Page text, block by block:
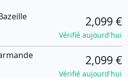
2,099 €
Vérifié aujourd'hui
2,099 €
Vérifié aujourd'hui